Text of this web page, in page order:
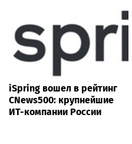
iSpring вошел в рейтинг
CNews500: крупнейшие
ИТ-компании России